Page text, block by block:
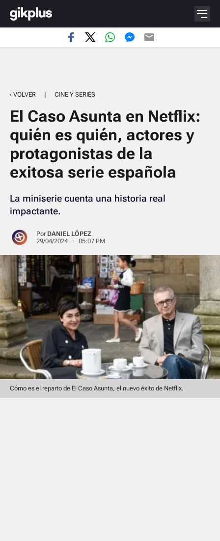
‹ VOLVER | CINE Y SERIES
El Caso Asunta en Netflix:
quién es quién, actores y
protagonistas de la
exitosa serie española
La miniserie cuenta una historia real
impactante.
Por DANIEL LÓPEZ
29/04/2024 · 05:07 PM
Cómo es el reparto de El Caso Asunta, el nuevo éxito de Netflix.